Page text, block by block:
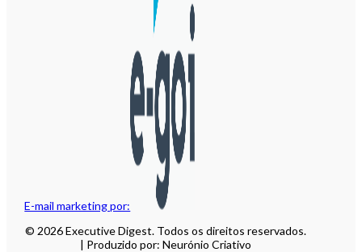
E-mail marketing por:
© 2026 Executive Digest. Todos os direitos reservados.
| Produzido por: Neurónio Criativo